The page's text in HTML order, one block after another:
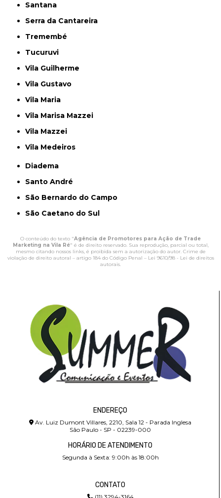
Santana
Serra da Cantareira
Tremembé
Tucuruvi
Vila Guilherme
Vila Gustavo
Vila Maria
Vila Marisa Mazzei
Vila Mazzei
Vila Medeiros
Diadema
Santo André
São Bernardo do Campo
São Caetano do Sul
O conteúdo do texto "Agência de Promotores para Ação de Trade
Marketing na Vila Ré" é de direito reservado. Sua reprodução, parcial ou total,
mesmo citando nossos links, é proibida sem a autorização do autor. Crime de
violação de direito autoral – artigo 184 do Código Penal – Lei 9610/98 - Lei de direitos
autorais.
ENDEREÇO
Av. Luiz Dumont Villares, 2210, Sala 12 - Parada Inglesa
São Paulo - SP - 02239-000
HORÁRIO DE ATENDIMENTO
Segunda à Sexta: 9:00h às 18:00h
CONTATO